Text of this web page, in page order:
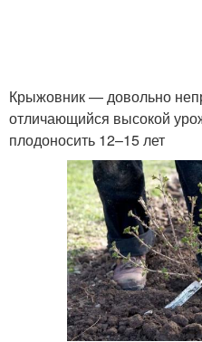
Крыжовник — довольно
отличающийся высокой
плодоносить 12–15 лет